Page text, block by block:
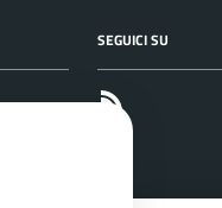
SEGUICI SU